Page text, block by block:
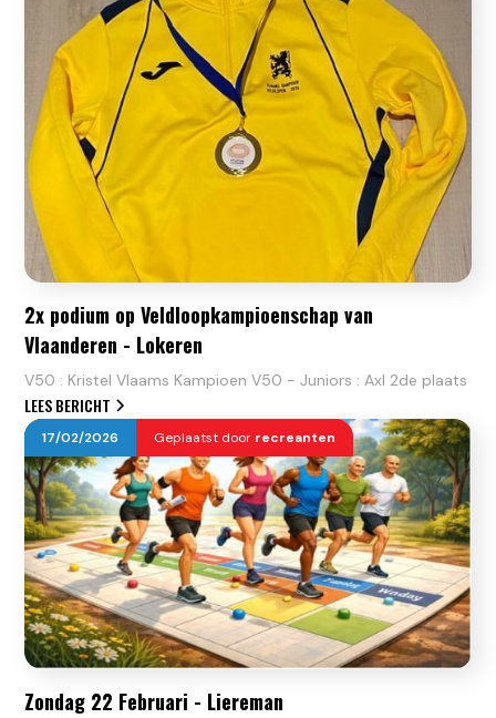
2x podium op Veldloopkampioenschap van
Vlaanderen - Lokeren
V50 : Kristel Vlaams Kampioen V50 - Juniors : Axl 2de plaats
LEES BERICHT
17/02/2026 Geplaatst door recreanten
Zondag 22 Februari - Liereman